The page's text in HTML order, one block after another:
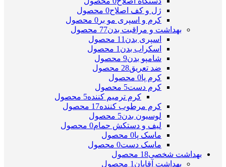
ژل و کف اصلاح0 محصول
کرم و اسپری مو بر 0 محصول
بهداشت و مراقبت بدن77 محصول
اسپری بدن 11 محصول
اسکراب بدن 1 محصول
شامپو بدن9 محصول
ضد تعریق28 محصول
کرم پا0 محصول
کرم دست5 محصول
کرم ترمیم کننده5 محصول
کرم مرطوب کننده17 محصول
لوسیون بدن5 محصول
لیف و دستکش حمام0 محصول
ماسک پا0 محصول
ماسک دست0 محصول
بهداشت شخصی18 محصول
بهداشت آقایان 1 محصول